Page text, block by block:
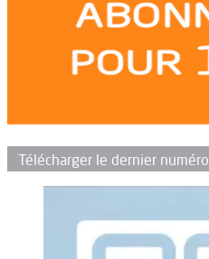
Télécharger le dernier numéro